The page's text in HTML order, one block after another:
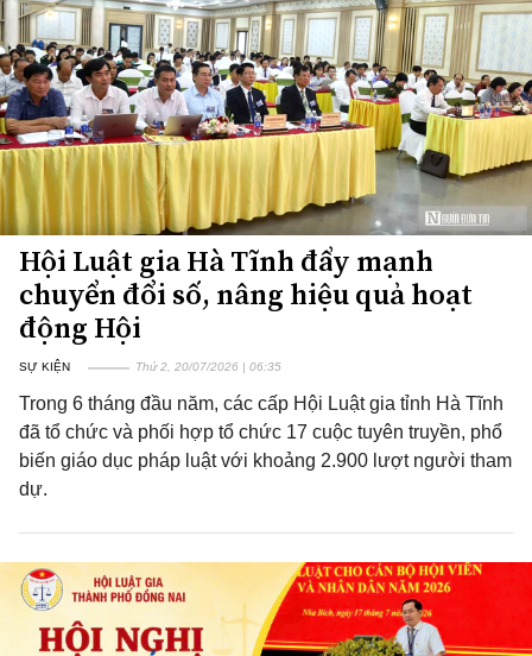
Hội Luật gia Hà Tĩnh đẩy mạnh
chuyển đổi số, nâng hiệu quả hoạt
động Hội
SỰ KIỆN Thứ 2, 20/07/2026 | 06:35
Trong 6 tháng đầu năm, các cấp Hội Luật gia tỉnh Hà Tĩnh
đã tổ chức và phối hợp tổ chức 17 cuộc tuyên truyền, phổ
biến giáo dục pháp luật với khoảng 2.900 lượt người tham
dự.